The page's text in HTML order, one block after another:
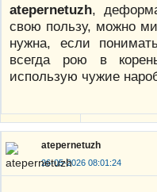
atepernetuzh,
свою пользу, можно
нужна, если
всегда рою в
использую чужие
atepernetuzh
26-05-2026 08:01:24